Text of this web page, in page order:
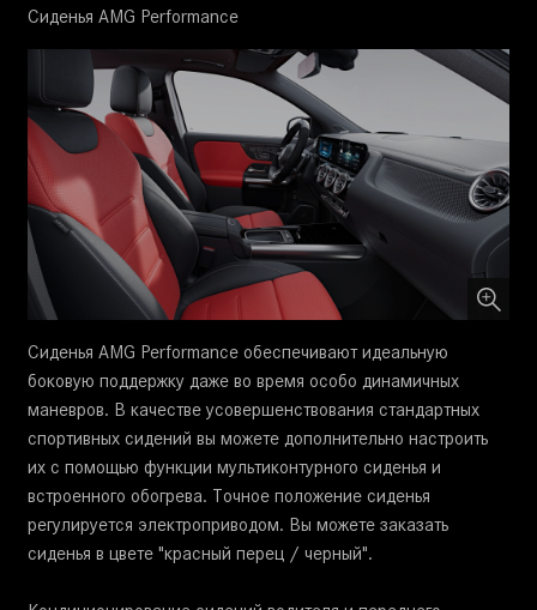
Сиденья AMG Performance
Сиденья AMG Performance обеспечивают идеальную
боковую поддержку даже во время особо динамичных
маневров. В качестве усовершенствования стандартных
спортивных сидений вы можете дополнительно настроить
их с помощью функции мультиконтурного сиденья и
встроенного обогрева. Точное положение сиденья
регулируется электроприводом. Вы можете заказать
сиденья в цвете "красный перец / черный".